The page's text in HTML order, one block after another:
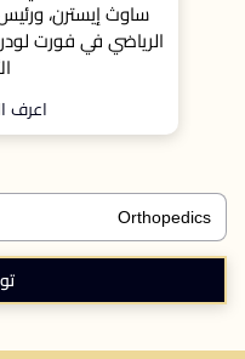
العظام والطب
المتحدة
والألم ،